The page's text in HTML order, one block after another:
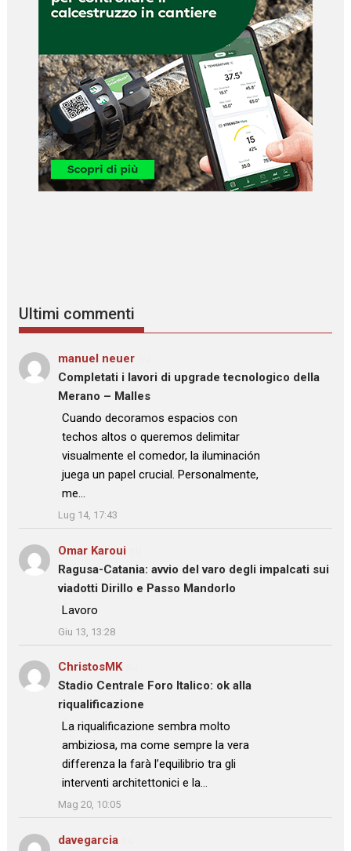
Ultimi commenti
manuel neuer
Completati i lavori di upgrade tecnologico della
Merano – Malles
: “
Cuando decoramos espacios con
techos altos o queremos delimitar
visualmente el comedor, la iluminación
juega un papel crucial. Personalmente,
me…
”
Lug 14, 17:43
Omar Karoui
Ragusa-Catania: avvio del varo degli impalcati sui
viadotti Dirillo e Passo Mandorlo
: “Lavoro
”
Giu 13, 13:28
ChristosMKsu
Stadio Centrale Foro Italico: ok alla
riqualificazione
: “La riqualificazione sembra molto
ambiziosa, ma come sempre la vera
differenza la farà l’equilibrio tra gli
interventi architettonici e la…
”
Mag 20, 10:05
davegarcia